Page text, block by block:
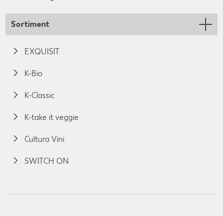
Sortiment
EXQUISIT
K-Bio
K-Classic
K-take it veggie
Cultura Vini
SWITCH ON